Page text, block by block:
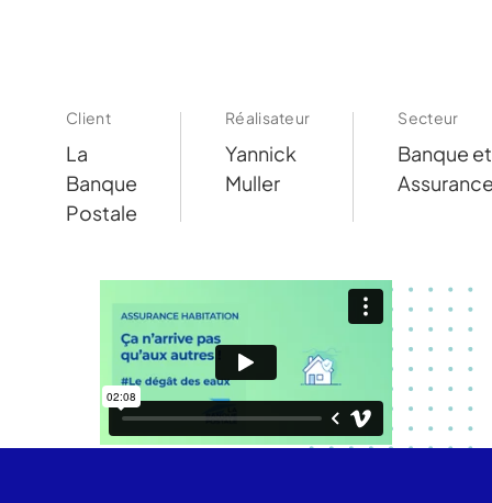
Client
La
Banque
Postale
Réalisateur
Yannick
Muller
Secteur
Banque et